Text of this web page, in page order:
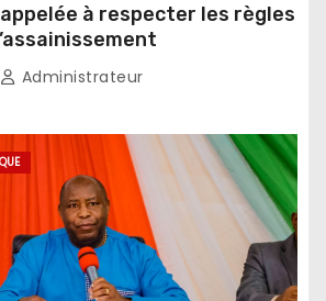
à respecter les règles
Administrateur